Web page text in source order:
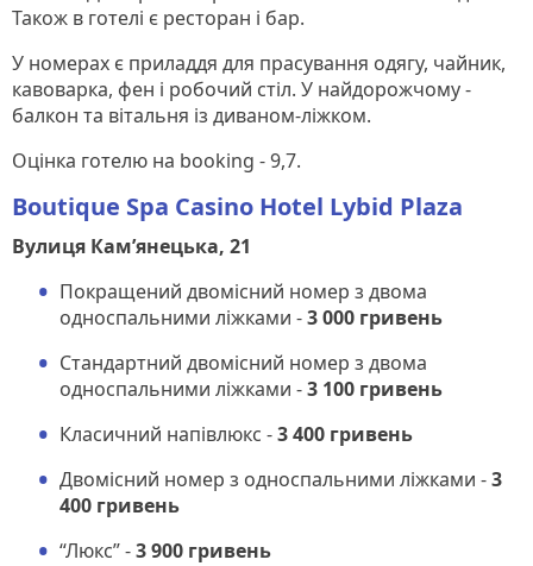
Також в готелі є ресторан і бар.
У номерах є приладдя для прасування одягу, чайник,
кавоварка, фен і робочий стіл. У найдорожчому -
балкон та вітальня із диваном-ліжком.
Оцінка готелю на booking - 9,7.
Boutique Spa Casino Hotel Lybid Plaza
Вулиця Кам’янецька, 21
Покращений двомісний номер з двома
односпальними ліжками -3 000 гривень
Стандартний двомісний номер з двома
односпальними ліжками -3 100 гривень
Класичний напівлюкс -3 400 гривень
Двомісний номер з односпальними ліжками -3
400 гривень
“Люкс” -3 900 гривень